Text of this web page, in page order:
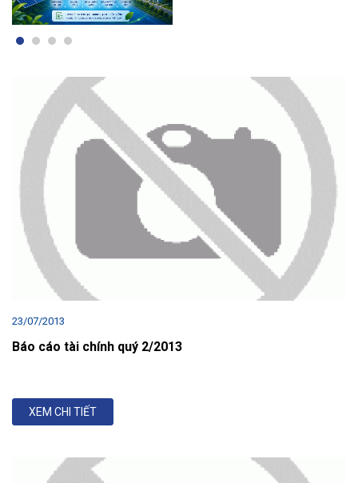
23/07/2013
Báo cáo tài chính quý 2/2013
XEM CHI TIẾT